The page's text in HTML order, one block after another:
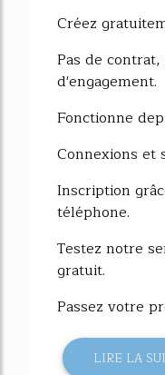
Créez
Pas de
d'engagement.
Fonctionne
Connexions et
Inscription
téléphone.
Testez notre
gratuit.
Passez votre
LIRE LA